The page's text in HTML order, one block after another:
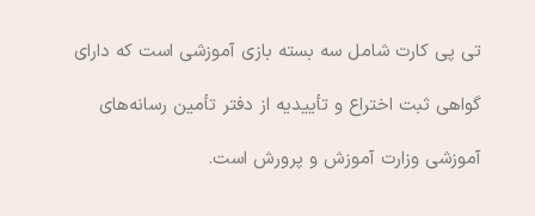
تی پی کارت شامل سه بسته‌ بازی آموزشی است که دارای
گواهی ثبت اختراع و تأییدیه از دفتر تأمین رسانه‌های
آموزشی وزارت آموزش و پرورش است.